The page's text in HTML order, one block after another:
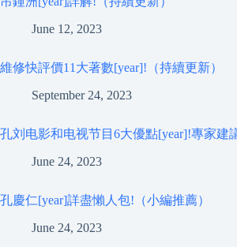
June 12, 2023
維修快評價11大著數[year]!（持續更新）
September 24, 2023
孔刘电影和电视节目6大優點[year]!專家建
June 24, 2023
孔慶仁[year]詳盡懶人包!（小編推薦）
June 24, 2023